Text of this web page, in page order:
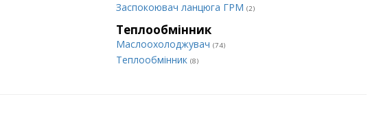
Заспокоювач ланцюга ГРМ (2)
Теплообмінник
Маслоохолоджувач (74)
Теплообмінник (8)